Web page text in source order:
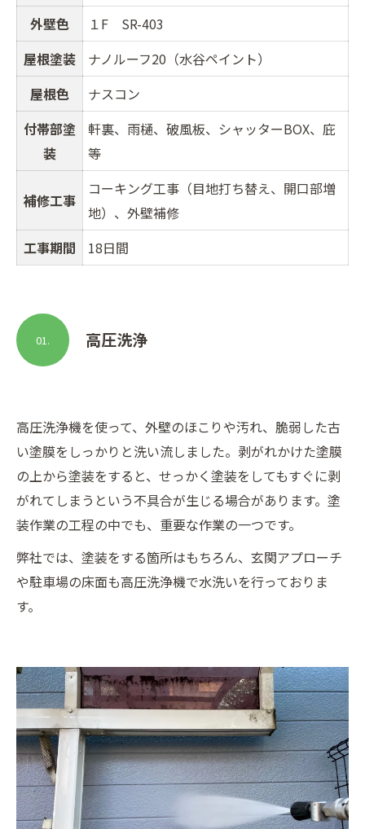
外壁色
１F SR-403
屋根塗装
ナノルーフ20（水谷ペイント）
屋根色
ナスコン
付帯部塗
装
軒裏、雨樋、破風板、シャッターBOX、庇
等
補修工事
コーキング工事（目地打ち替え、開口部増
地）、外壁補修
工事期間
18日間
高圧洗浄
01.
高圧洗浄機を使って、外壁のほこりや汚れ、脆弱した古
い塗膜をしっかりと洗い流しました。剥がれかけた塗膜
の上から塗装をすると、せっかく塗装をしてもすぐに剥
がれてしまうという不具合が生じる場合があります。塗
装作業の工程の中でも、重要な作業の一つです。
弊社では、塗装をする箇所はもちろん、玄関アプローチ
や駐車場の床面も高圧洗浄機で水洗いを行っておりま
す。